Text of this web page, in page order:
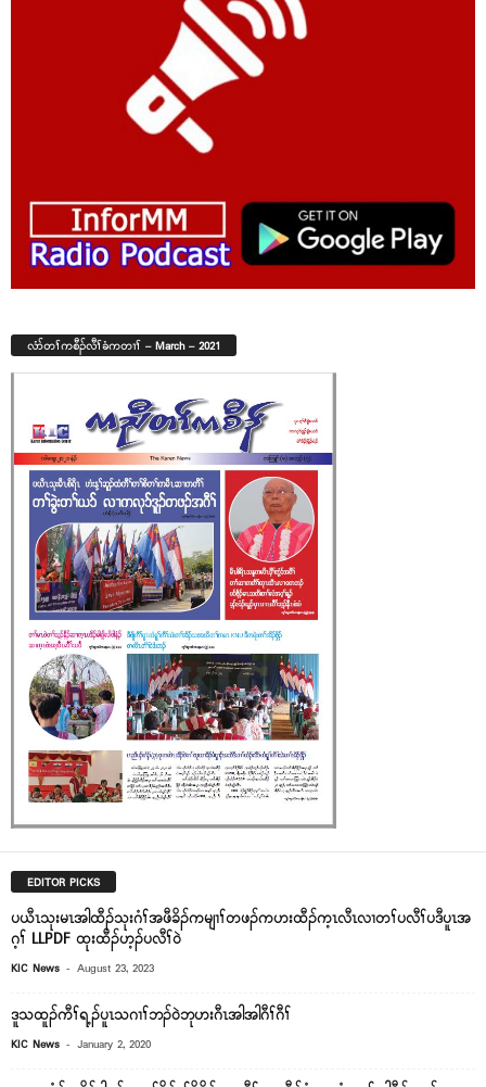
လံာ်တၢ်ကစီၣ်လီၢ်ခံကတၢၢ် – March – 2021
EDITOR PICKS
ပယီၤသုးမၤအါထီၣ်သုးဂံၢ်အဖီခိၣ်ကမျၢၢ်တဖၣ်ကဟးထီၣ်က့ၤလီၤလၢတၢ်ပလီၢ်ပဒီပူၤအ
ဂ့ၢ် LLPDF ထုးထီၣ်ဟ့ၣ်ပလီၢ်၀ဲ
KIC News - August 23, 2023
ဒူသထူၣ်ကီၢ်ရ့ၣ်ပူၤသဂၢၢ်ဘၣ်၀ဲဘုဟးဂီၤအါအါဂီၢ်ဂီၢ်
KIC News - January 2, 2020